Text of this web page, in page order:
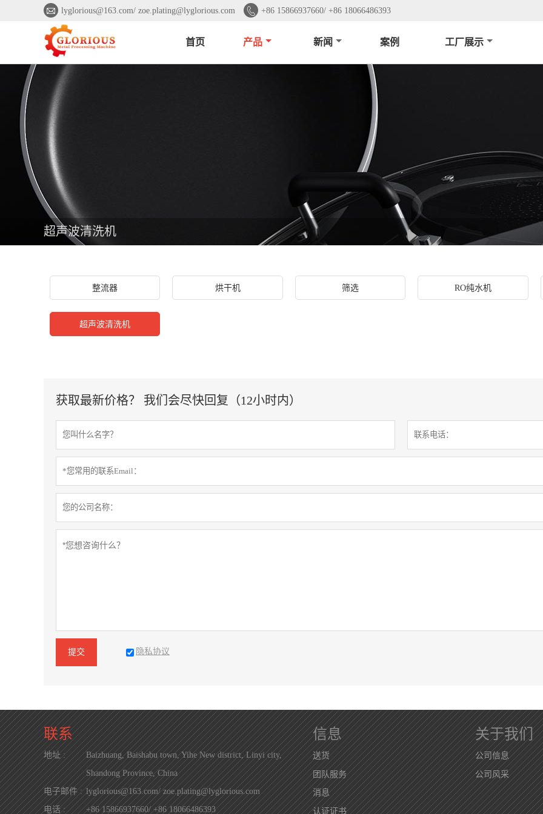
 lyglorious@163.com/ zoe.plating@lyglorious.com  +86 15866937660/ +86 18066486393
首页 产品 新闻 案例 工厂展示
超声波清洗机
整流器 烘干机 筛选 RO纯水机
超声波清洗机
获取最新价格？ 我们会尽快回复（12小时内）
提交 隐私协议
联系
地址 :
Baizhuang, Baishabu town, Yihe New district, Linyi city,
Shandong Province, China
电子邮件 : lyglorious@163.com/ zoe.plating@lyglorious.com
电话 :
+86 15866937660/ +86 18066486393
信息
送货
团队服务
消息
认证证书
关于我们
公司信息
公司风采